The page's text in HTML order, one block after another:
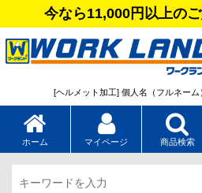
今なら11,000円以上の
[ヘルメット加工] 個人名（フルネーム
ホーム マイページ 商品検索